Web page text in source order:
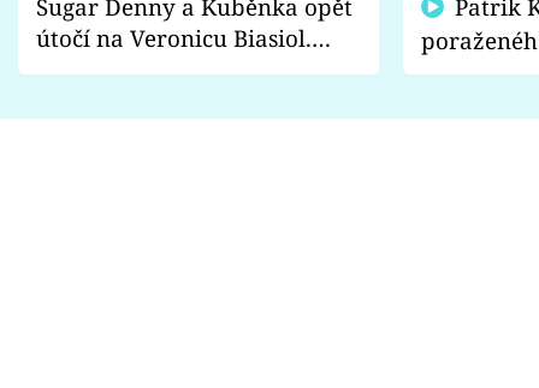
Sugar Denny a Kuběnka opět
útočí na Veronicu Biasiol.
Proč je podle nich falešná a
fanoušci